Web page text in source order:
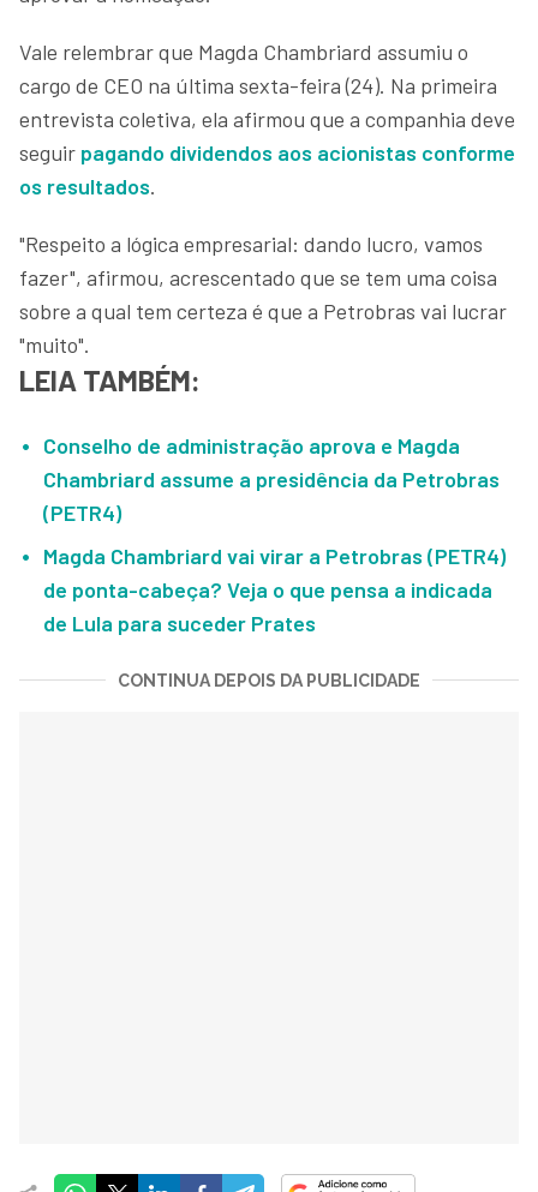
Vale relembrar que Magda Chambriard assumiu o
cargo de CEO na última sexta-feira (24). Na primeira
entrevista coletiva, ela afirmou que a companhia deve
seguir pagando dividendos aos acionistas conforme
os resultados.
"Respeito a lógica empresarial: dando lucro, vamos
fazer", afirmou, acrescentado que se tem uma coisa
sobre a qual tem certeza é que a Petrobras vai lucrar
"muito".
LEIA TAMBÉM:
Conselho de administração aprova e Magda
Chambriard assume a presidência da Petrobras
(PETR4)
Magda Chambriard vai virar a Petrobras (PETR4)
de ponta-cabeça? Veja o que pensa a indicada
de Lula para suceder Prates
CONTINUA DEPOIS DA PUBLICIDADE